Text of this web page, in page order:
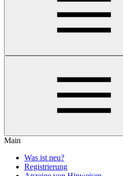
Main
Was ist neu?
Registrierung